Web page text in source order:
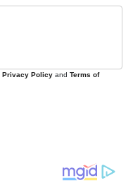
Privacy Policy and Terms of